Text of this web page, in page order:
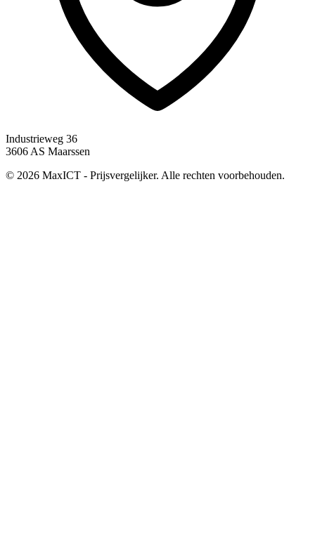
Industrieweg 36
3606 AS Maarssen
© 2026 MaxICT - Prijsvergelijker. Alle rechten voorbehouden.